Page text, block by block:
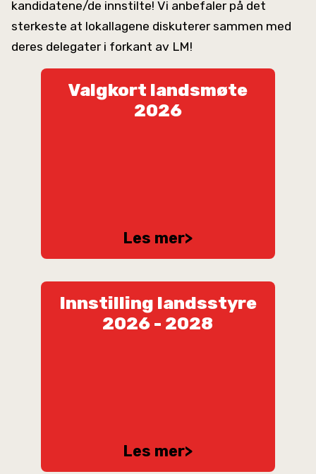
kandidatene/de innstilte! Vi anbefaler på det
sterkeste at lokallagene diskuterer sammen med
deres delegater i forkant av LM!
Valgkort landsmøte
2026
Les mer>
Innstilling landsstyre
2026 - 2028
Les mer>